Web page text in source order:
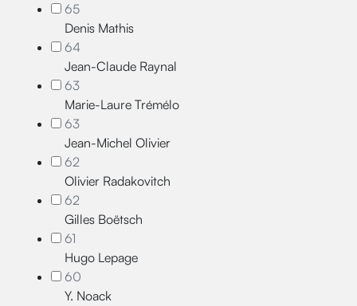
65
Denis Mathis
64
Jean-Claude Raynal
63
Marie-Laure Trémélo
63
Jean-Michel Olivier
62
Olivier Radakovitch
62
Gilles Boëtsch
61
Hugo Lepage
60
Y. Noack